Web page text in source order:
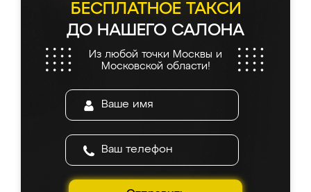
БЕСПЛАТНОЕ ТАКСИ
ДО НАШЕГО САЛОНА
Из любой точки Москвы и
Московской области!